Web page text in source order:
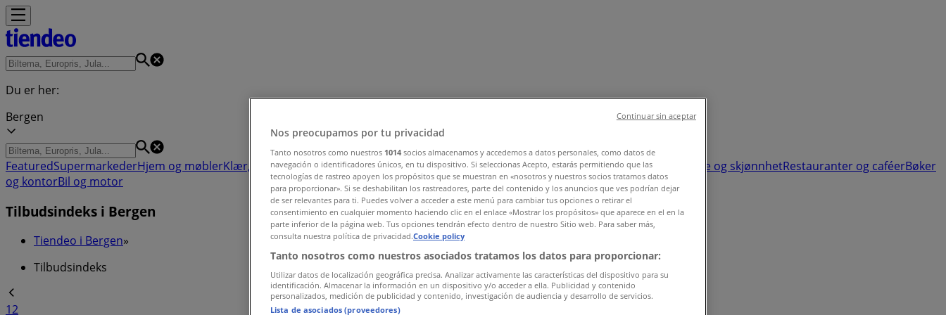
Du er her:
Bergen
FeaturedSupermarkederHjem og møblerKlær, sko og tilbehørSport og FritidElektronikk og hvitevarerBygg og hageBarn og leker Helse og skjønnhetRestauranter og caféerBøker
og kontorBil og motor
Tilbudsindeks i Bergen
Tiendeo i Bergen»
Tilbudsindeks
12
Nos preocupamos por tu privacidad
Tanto nosotros como nuestros 1014 socios almacenamos y accedemos a datos personales, como datos de
navegación o identificadores únicos, en tu dispositivo. Si seleccionas Acepto, estarás permitiendo que las
tecnologías de rastreo apoyen los propósitos que se muestran en «nosotros y nuestros socios tratamos datos
para proporcionar». Si se deshabilitan los rastreadores, parte del contenido y los anuncios que ves podrían dejar
de ser relevantes para ti. Puedes volver a acceder a este menú para cambiar tus opciones o retirar el
consentimiento en cualquier momento haciendo clic en el enlace «Mostrar los propósitos» que aparece en el en la
parte inferior de la página web. Tus opciones tendrán efecto dentro de nuestro Sitio web. Para saber más,
consulta nuestra política de privacidad.Cookie policy
Tanto nosotros como nuestros asociados tratamos los datos para proporcionar:
Utilizar datos de localización geográfica precisa. Analizar activamente las características del dispositivo para su
identificación. Almacenar la información en un dispositivo y/o acceder a ella. Publicidad y contenido
personalizados, medición de publicidad y contenido, investigación de audiencia y desarrollo de servicios.
Lista de asociados (proveedores)
Continuar sin aceptar